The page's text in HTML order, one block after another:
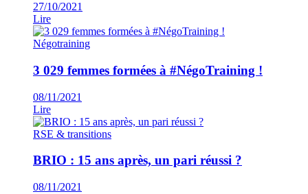
27/10/2021
Lire
Négotraining
3 029 femmes formées à #NégoTraining !
08/11/2021
Lire
RSE & transitions
BRIO : 15 ans après, un pari réussi ?
08/11/2021